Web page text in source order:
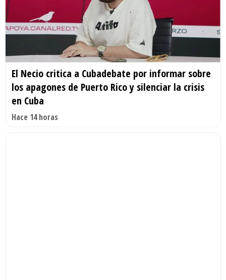
El Necio critica a Cubadebate por informar sobre
los apagones de Puerto Rico y silenciar la crisis
en Cuba
Hace 14 horas